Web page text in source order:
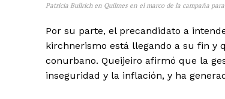
Patricia Bullrich en Quilmes en el marco de la campaña
Por su parte, el precandidato a
kirchnerismo está llegando a su fin y
conurbano. Queijeiro afirmó que la
inseguridad y la inflación, y ha